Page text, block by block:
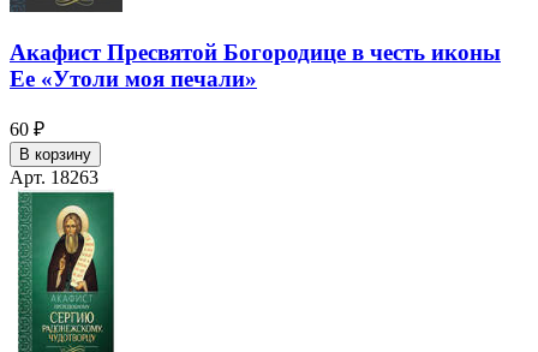
Акафист Пресвятой Богородице в честь иконы
Ее «Утоли моя печали»
60 ₽
В корзину
Арт. 18263